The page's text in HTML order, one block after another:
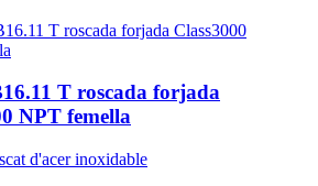
T roscada forjada
NPT femella